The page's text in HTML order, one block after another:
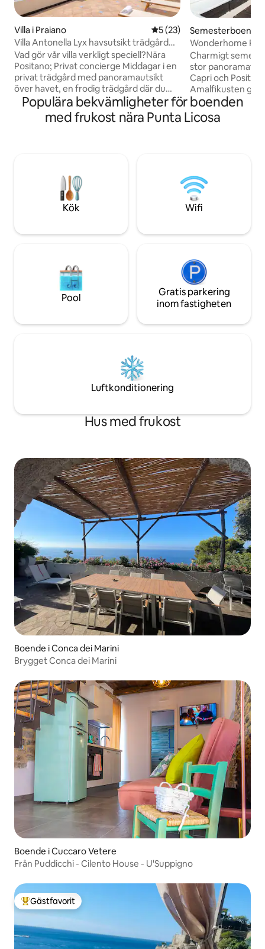
Villa i Praiano 5 av 5 i genomsnittligt
5 (23)
Villa Antonella Lyx havsutsikt trädgård
parkering
Vad gör vår villa verkligt speciell?Nära
Positano; Privat concierge Middagar i en
privat trädgård med panoramautsikt
över havet, en frodig trädgård där du
kan njuta av ett glas lokalt vin, ett
solarium med solstolar och
utomhusduschar, en uppvärmd
vistelse för allt du kan behöva. Obs:
Tillgång till villan inkluderar en naturskön
trappa med 180 trappsteg och
Semesterboende
Wonderhome
Charmigt
stor
Capri och
Amalfikusten
charmiga
i centrum av byn,
panoramiska
solnedgången på
skildrar himlen av
ett romantiskt
med din familj
Populära bekvämligheter för boenden
med frukost nära Punta Licosa
Kök Wifi
Pool
Gratis parkering
inom fastigheten
Luftkonditionering
Hus med frukost
Boende i Conca dei Marini
Brygget Conca dei Marini
Boende i Cuccaro Vetere
Från Puddicchi - Cilento House - U'Suppigno
Populär gästfavorit
Gästfavorit